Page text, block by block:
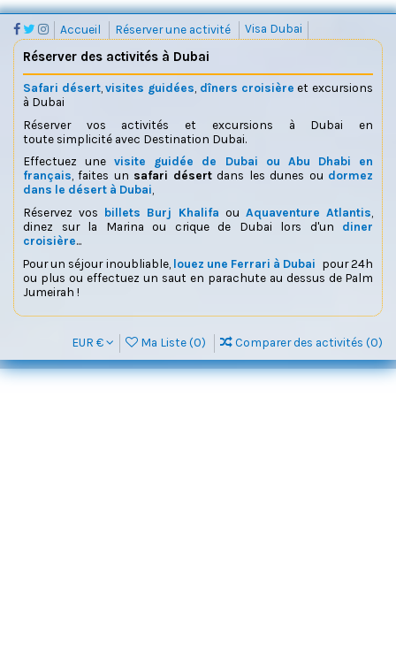
Accueil Réserver une activité Visa Dubai
Réserver des activités à Dubai
Safari désert,visites guidées, dîners croisière et excursions
à Dubai
Réserver vos activités et excursions à Dubai en
toute simplicité avec Destination Dubai.
Effectuez unevisite guidée de Dubai ou Abu Dhabi en
français, faites un safari désertdans les dunes ou dormez
dans le désert à Dubai,
Réservez vos billets Burj Khalifa ou Aquaventure Atlantis
dinez sur la Marina ou crique de Dubai lors d'un diner
croisière...
Pour un séjour inoubliable, louez une Ferrari à Dubai pour 24h
ou plus ou effectuez un saut en parachute au dessus de Palm
Jumeirah !
EUR € Ma Liste (0) Comparer des activités (0)